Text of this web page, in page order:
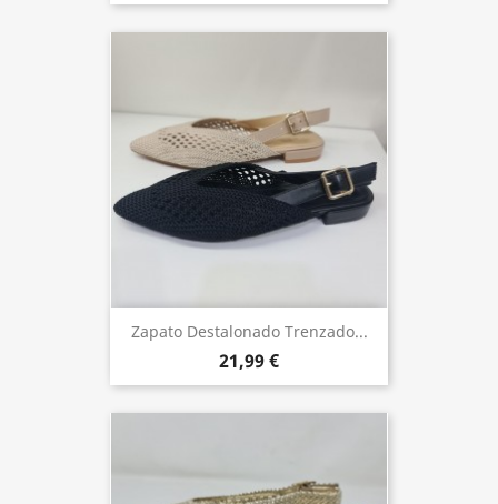
Zapato Destalonado Trenzado...
21,99 €